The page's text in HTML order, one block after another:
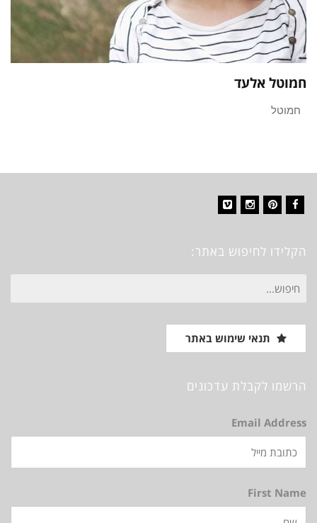
חמוטל אלעד
חמוטל
הקלידו לחיפוש באתר:
חיפוש
עבור:
תנאי שימוש באתר
הרשמו לקבלת עדכונים
Email Address
First Name